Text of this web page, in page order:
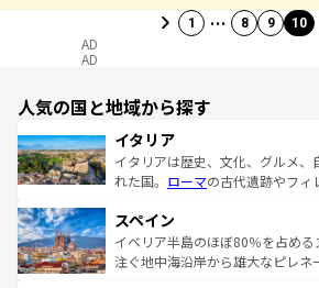
1 … 8 9 10
AD
AD
人気の国と地域から探す
イタリア
イタリアは歴史、文化、グルメ
れた国。 ローマの古代遺跡やフィ
ろん、トスカーナの美しい田園風
景など、自然景観も見逃せない。
ピザやパスタなど、絶品のイタリ
スペイン
イベリア半島のほぼ80％を占め
注ぐ地中海沿岸から雄大なピレネ